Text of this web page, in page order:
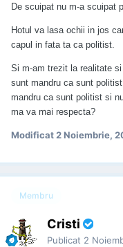
De scuipat nu m-a scuipat
Hotul va lasa ochii in jos
capul in fata ta ca politist.
Si m-am trezit la realitate
sunt mandru ca sunt
mandru ca sunt politist si
ma va mai respecta?
Modificat 2 Noiembrie,
Membru
Cristi
Publicat 2